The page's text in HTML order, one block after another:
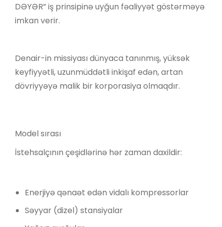
DƏYƏR” iş prinsipinə uyğun fəaliyyət göstərməyə
imkan verir.
Denair-in missiyası dünyaca tanınmış, yüksək
keyfiyyətli, uzunmüddətli inkişaf edən, artan
dövriyyəyə malik bir korporasiya olmaqdır.
Model sırası
İstehsalçının çeşidlərinə hər zaman daxildir:
Enerjiyə qənaət edən vidalı kompressorlar
Səyyar (dizel) stansiyalar